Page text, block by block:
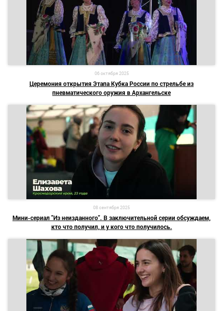
06 октября 2025
Церемония открытия Этапа Кубка России по стрельбе из
пневматического оружия в Архангельске
08 сентября 2025
Мини-сериал "Из неизданного". В заключительной серии обсуждаем,
кто что получил, и у кого что получилось.